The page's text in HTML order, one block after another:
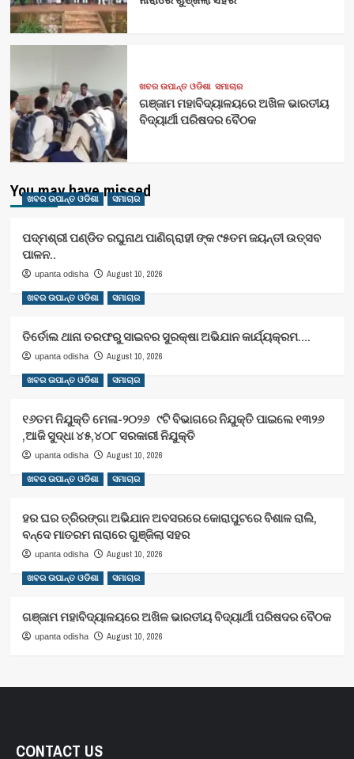
ଖବର ଉପାନ୍ତ ଓଡିଶା ସମାଚାର
ଗଞ୍ଜାମ ମହାବିଦ୍ୟାଳୟରେ ଅଖିଳ ଭାରତୀୟ
ବିଦ୍ୟାର୍ଥୀ ପରିଷଦର ବୈଠକ
You may have missed
ଖବର ଉପାନ୍ତ ଓଡିଶା ସମାଚାର
ପଦ୍ମଶ୍ରୀ ପଣ୍ଡିତ ରଘୁନାଥ ପାଣିଗ୍ରାହୀ ଙ୍କ ୯୫ତମ ଜୟନ୍ତୀ ଉତ୍ସବ
ପାଳନ..
upanta odisha August 10, 2026
ଖବର ଉପାନ୍ତ ଓଡିଶା ସମାଚାର
ତିର୍ତୋଲ ଥାନା ତରଫରୁ ସାଇବର ସୁରକ୍ଷା ଅଭିଯାନ କାର୍ଯ୍ୟକ୍ରମ….
upanta odisha August 10, 2026
ଖବର ଉପାନ୍ତ ଓଡିଶା ସମାଚାର
୧୬ତମ ନିଯୁକ୍ତି ମେଳା-୨୦୨୬ ୯ଟି ବିଭାଗରେ ନିଯୁକ୍ତି ପାଇଲେ ୧୩୨୬
,ଆଜି ସୁଦ୍ଧା ୪୫,୪୦୮ ସରକାରୀ ନିଯୁକ୍ତି
upanta odisha August 10, 2026
ଖବର ଉପାନ୍ତ ଓଡିଶା ସମାଚାର
ହର ଘର ତ୍ରିରଙ୍ଗା ଅଭିଯାନ ଅବସରରେ କୋରାପୁଟରେ ବିଶାଳ ରାଲି,
ବନ୍ଦେ ମାତରମ ନାରାରେ ଗୁଞ୍ଜିଲା ସହର
upanta odisha August 10, 2026
ଖବର ଉପାନ୍ତ ଓଡିଶା ସମାଚାର
ଗଞ୍ଜାମ ମହାବିଦ୍ୟାଳୟରେ ଅଖିଳ ଭାରତୀୟ ବିଦ୍ୟାର୍ଥୀ ପରିଷଦର ବୈଠକ
upanta odisha August 10, 2026
CONTACT US